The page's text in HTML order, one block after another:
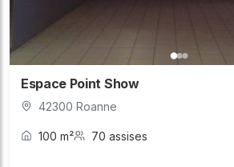
Espace Point Show
42300 Roanne
100 m² 70 assises